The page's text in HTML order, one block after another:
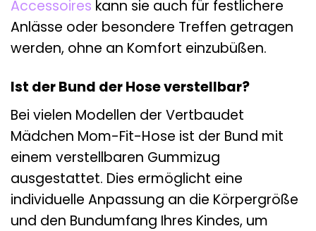
Accessoires kann sie auch für festlichere
Anlässe oder besondere Treffen getragen
werden, ohne an Komfort einzubüßen.
Ist der Bund der Hose verstellbar?
Bei vielen Modellen der Vertbaudet
Mädchen Mom-Fit-Hose ist der Bund mit
einem verstellbaren Gummizug
ausgestattet. Dies ermöglicht eine
individuelle Anpassung an die Körpergröße
und den Bundumfang Ihres Kindes, um